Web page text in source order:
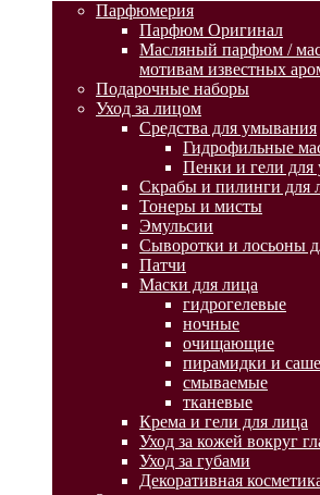
Парфюмерия
Парфюм Оригинал
Масляный парфюм /
мотивам известных
Подарочные наборы
Уход за лицом
Средства для умывания
Гидрофильные
Пенки и гели для
Скрабы и пилинги для
Тонеры и мисты
Эмульсии
Сыворотки и лосьоны
Патчи
Маски для лица
гидрогелевые
ночные
очищающие
пирамидки и саше
смываемые
тканевые
Крема и гели для лица
Уход за кожей вокруг
Уход за губами
Декоративная